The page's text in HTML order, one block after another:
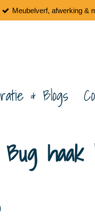
Meubelverf, afwerking &
& Blogs
haak